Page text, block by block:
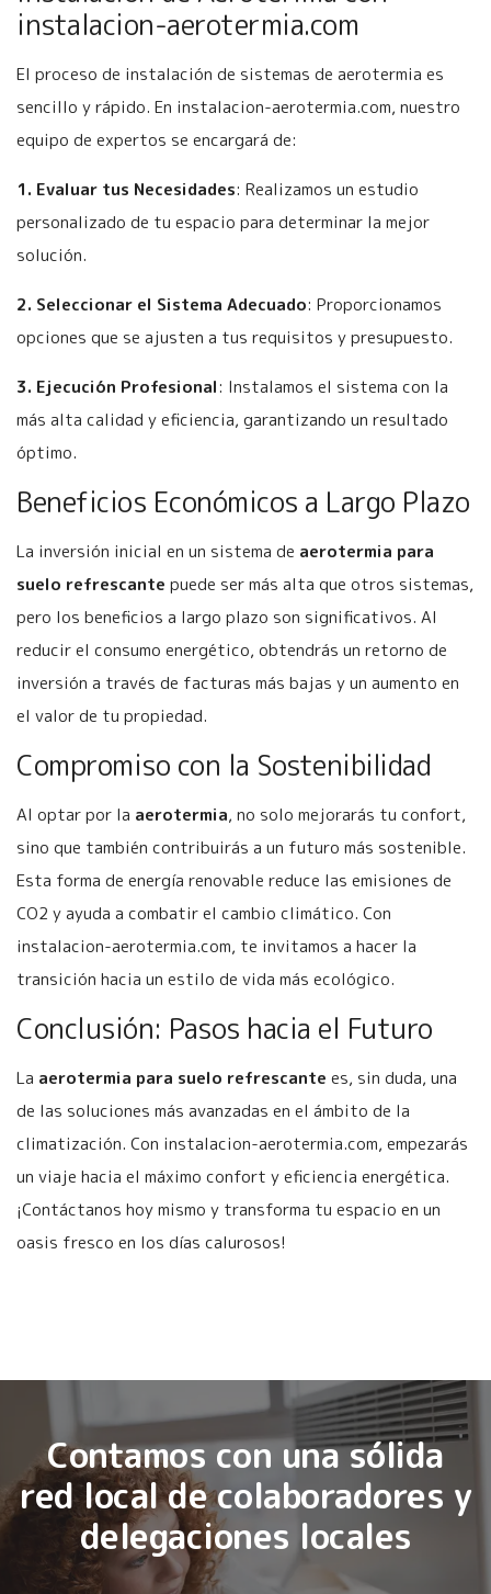
instalacion-aerotermia.com
El proceso de instalación de sistemas de aerotermia es
sencillo y rápido. En instalacion-aerotermia.com, nuestro
equipo de expertos se encargará de:
1. Evaluar tus Necesidades: Realizamos un estudio
personalizado de tu espacio para determinar la mejor
solución.
2. Seleccionar el Sistema Adecuado: Proporcionamos
opciones que se ajusten a tus requisitos y presupuesto.
3. Ejecución Profesional: Instalamos el sistema con la
más alta calidad y eficiencia, garantizando un resultado
óptimo.
Beneficios Económicos a Largo Plazo
La inversión inicial en un sistema de aerotermia para
suelo refrescante puede ser más alta que otros sistemas,
pero los beneficios a largo plazo son significativos. Al
reducir el consumo energético, obtendrás un retorno de
inversión a través de facturas más bajas y un aumento en
el valor de tu propiedad.
Compromiso con la Sostenibilidad
Al optar por la aerotermia, no solo mejorarás tu confort,
sino que también contribuirás a un futuro más sostenible.
Esta forma de energía renovable reduce las emisiones de
CO2 y ayuda a combatir el cambio climático. Con
instalacion-aerotermia.com, te invitamos a hacer la
transición hacia un estilo de vida más ecológico.
Conclusión: Pasos hacia el Futuro
La aerotermia para suelo refrescante es, sin duda, una
de las soluciones más avanzadas en el ámbito de la
climatización. Con instalacion-aerotermia.com, empezarás
un viaje hacia el máximo confort y eficiencia energética.
¡Contáctanos hoy mismo y transforma tu espacio en un
oasis fresco en los días calurosos!
Contamos con una sólida
red local de colaboradores y
delegaciones locales